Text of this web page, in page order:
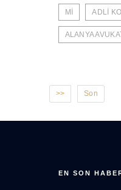
Mİ ADLİ
ALANYA
>> Son
EN SON